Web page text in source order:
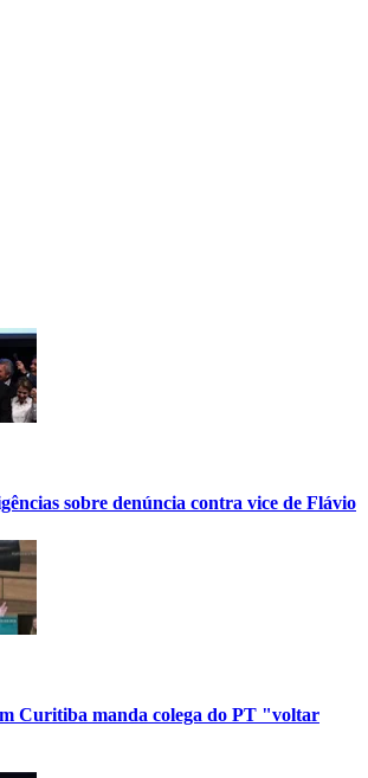
sobre denúncia contra vice de Flávio
Curitiba manda colega do PT "voltar